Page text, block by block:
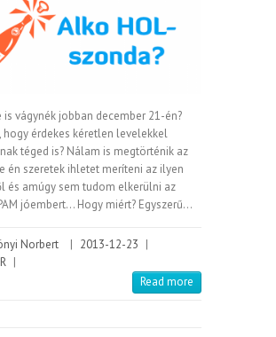
is vágynék jobban december 21-én?
hogy érdekes kéretlen levelekkel
téged is? Nálam is megtörténik az
én szeretek ihletet meríteni az ilyen
és amúgy sem tudom elkerülni az
jóembert… Hogy miért? Egyszerű…
Norbert | 2013-12-23 |
|
Read more